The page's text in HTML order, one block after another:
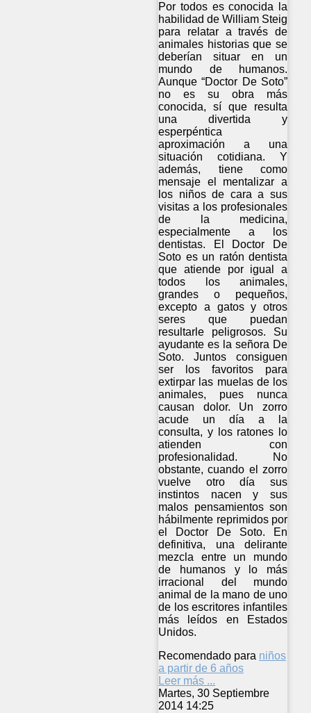
Por todos es conocida la
habilidad de William Steig
para relatar a través de
animales historias que se
deberían situar en un
mundo de humanos.
Aunque “Doctor De Soto”
no es su obra más
conocida, sí que resulta
una divertida y
esperpéntica
aproximación a una
situación cotidiana. Y
además, tiene como
mensaje el mentalizar a
los niños de cara a sus
visitas a los profesionales
de la medicina,
especialmente a los
dentistas. El Doctor De
Soto es un ratón dentista
que atiende por igual a
todos los animales,
grandes o pequeños,
excepto a gatos y otros
seres que puedan
resultarle peligrosos. Su
ayudante es la señora De
Soto. Juntos consiguen
ser los favoritos para
extirpar las muelas de los
animales, pues nunca
causan dolor. Un zorro
acude un día a la
consulta, y los ratones lo
atienden con
profesionalidad. No
obstante, cuando el zorro
vuelve otro día sus
instintos nacen y sus
malos pensamientos son
hábilmente reprimidos por
el Doctor De Soto. En
definitiva, una delirante
mezcla entre un mundo
de humanos y lo más
irracional del mundo
animal de la mano de uno
de los escritores infantiles
más leídos en Estados
Unidos.
Recomendado para niños
a partir de 6 años
Leer más ...
Martes, 30 Septiembre
2014 14:25